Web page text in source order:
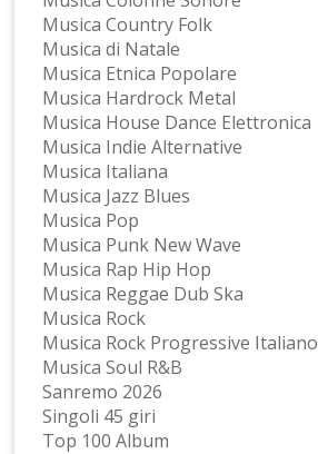
Musica Country Folk
Musica di Natale
Musica Etnica Popolare
Musica Hardrock Metal
Musica House Dance Elettronica
Musica Indie Alternative
Musica Italiana
Musica Jazz Blues
Musica Pop
Musica Punk New Wave
Musica Rap Hip Hop
Musica Reggae Dub Ska
Musica Rock
Musica Rock Progressive Italiano
Musica Soul R&B
Sanremo 2026
Singoli 45 giri
Top 100 Album